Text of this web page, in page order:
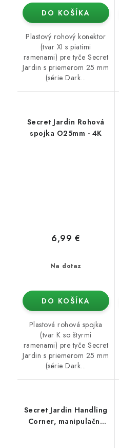
DO KOŠÍKA
Plastový rohový konektor
(tvar XI s piatimi
ramenami) pre tyče Secret
Jardin s priemerom 25 mm
(série Dark...
Secret Jardin Rohová
spojka O25mm - 4K
Na dotaz
6,99 €
DO KOŠÍKA
Plastová rohová spojka
(tvar K so štyrmi
ramenami) pre tyče Secret
Jardin s priemerom 25 mm
(série Dark...
Secret Jardin Handling
Corner, manipulačný